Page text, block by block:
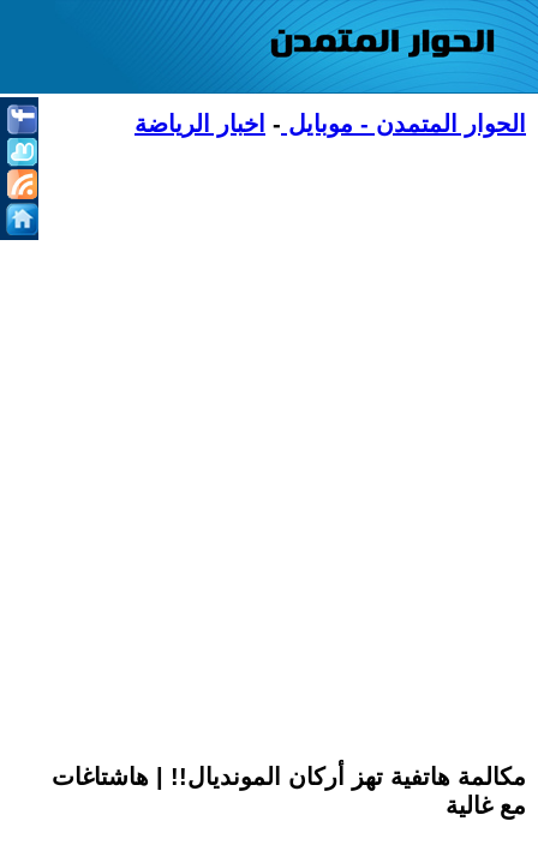
الحوار المتمدن - موبايل - اخبار الرياضة
مكالمة هاتفية تهز أركان المونديال!! | هاشتاغات
مع غالية